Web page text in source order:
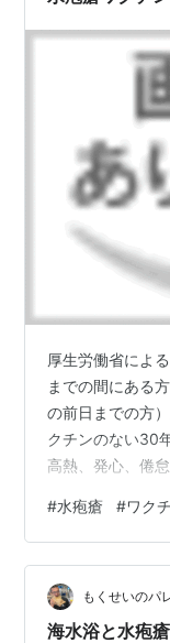
厚生労働省によ
までの間にある
の前日までの方
クチンのない30
高熱、発心、倦
は素晴らしい。
疾患が、軽症で
血液検査で異常
検査をすればい
り、病院嫌いな
#水疱瘡 #ワク
もくせいのパ
海水浴と水疱瘡